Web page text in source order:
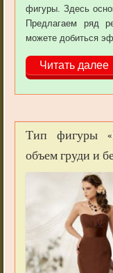
фигуры. Здесь
Предлагаем ряд
можете добиться
Читать далее
Тип фигуры
объем груди и